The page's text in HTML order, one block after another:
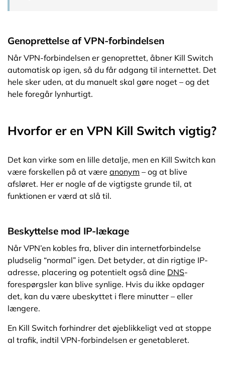
Genoprettelse af VPN-forbindelsen
Når VPN-forbindelsen er genoprettet, åbner Kill Switch
automatisk op igen, så du får adgang til internettet. Det
hele sker uden, at du manuelt skal gøre noget – og det
hele foregår lynhurtigt.
Hvorfor er en VPN Kill Switch vigtig?
Det kan virke som en lille detalje, men en Kill Switch kan
være forskellen på at være anonym – og at blive
afsløret. Her er nogle af de vigtigste grunde til, at
funktionen er værd at slå til.
Beskyttelse mod IP-lækage
Når VPN’en kobles fra, bliver din internetforbindelse
pludselig “normal” igen. Det betyder, at din rigtige IP-
adresse, placering og potentielt også dine DNS-
forespørgsler kan blive synlige. Hvis du ikke opdager
det, kan du være ubeskyttet i flere minutter – eller
længere.
En Kill Switch forhindrer det øjeblikkeligt ved at stoppe
al trafik, indtil VPN-forbindelsen er genetableret.